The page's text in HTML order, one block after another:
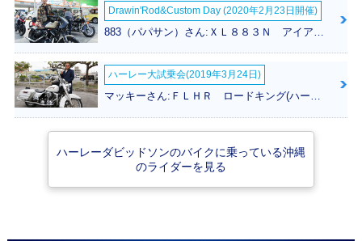
2011年 FLSTN Sof
tail Deluxe
2010年 FLSTN Sof
tail Deluxe
2009年 FLSTN Sof
tail Deluxe
2008年 FLSTN Sof
2007年 FLSTN Sof
tail Deluxe
2006年 FLSTN Sof
Drawin'Rod&Custom Day (2020年2月23日開催)
ハーレー大試乗会(2019年3月24日)
マッキーさん:ＦＬＨＲ ロードキング(ハーレーダビッドソン)
ハーレーダビッドソンのバイクに乗っている沖縄
のライダーを見る